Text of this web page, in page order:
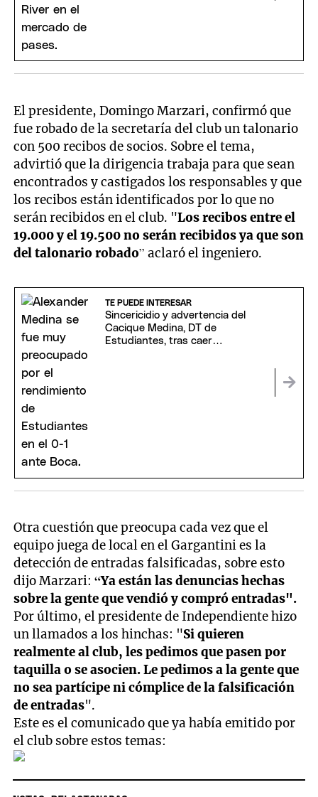
El presidente, Domingo Marzari, confirmó que
fue robado de la secretaría del club un talonario
con 500 recibos de socios. Sobre el tema,
advirtió que la dirigencia trabaja para que sean
encontrados y castigados los responsables y que
los recibos están identificados por lo que no
serán recibidos en el club. "Los recibos entre el
19.000 y el 19.500 no serán recibidos ya que son
del talonario robado” aclaró el ingeniero.
TE PUEDE INTERESAR
Sincericidio y advertencia del
Cacique Medina, DT de
Estudiantes, tras caer
Otra cuestión que preocupa cada vez que el
equipo juega de local en el Gargantini es la
detección de entradas falsificadas, sobre esto
dijo Marzari:“Ya están las denuncias hechas
sobre la gente que vendió y compró entradas".
Por último, el presidente de Independiente hizo
un llamados a los hinchas: "Si quieren
realmente al club, les pedimos que pasen por
taquilla o se asocien. Le pedimos a la gente que
no sea partícipe ni cómplice de la falsificación
de entradas".
Este es el comunicado que ya había emitido por
el club sobre estos temas: